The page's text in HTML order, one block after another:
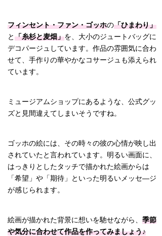
フィンセント・ファン・ゴッホの「ひまわり」
と「糸杉と麦畑」を、大小のジュートバッグに
デコパージュしています。作品の雰囲気に合わ
せて、手作りの華やかなコサージュも添えられ
ています。
ミュージアムショップにあるような、公式グッ
ズと見間違えてしまいそうですね。
ゴッホの絵には、その時々の彼の心情が映し出
されていたと言われています。明るい画面に、
はっきりとしたタッチで描かれた絵画からは
「希望」や「期待」といった明るいメッセ―ジ
が感じられます。
絵画が描かれた背景に想いを馳せながら、季節
や気分に合わせて作品を作ってみましょう♪